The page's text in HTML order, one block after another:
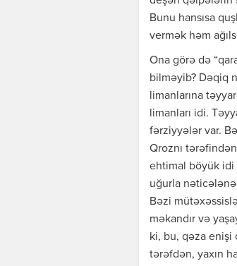
Bunu hansısa
vermək həm
Ona görə də
bilməyib? Dəqiq
limanlarına
limanları idi.
fərziyyələr var.
Qroznı
ehtimal böyük idi
uğurla
Bəzi
məkandır və
ki, bu, qəza enişi
tərəfdən, yaxın